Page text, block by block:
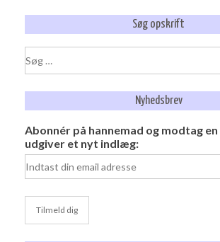
Søg opskrift
efter:
Nyhedsbrev
Abonnér på hannemad og modtag en
udgiver et nyt indlæg: